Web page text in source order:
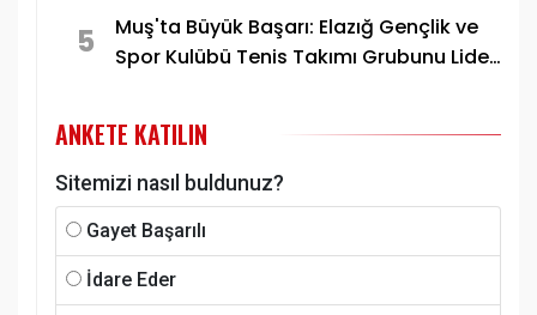
5
Muş'ta Büyük Başarı: Elazığ Gençlik ve
Spor Kulübü Tenis Takımı Grubunu Lider
ANKETE KATILIN
Sitemizi nasıl buldunuz?
Gayet Başarılı
İdare Eder